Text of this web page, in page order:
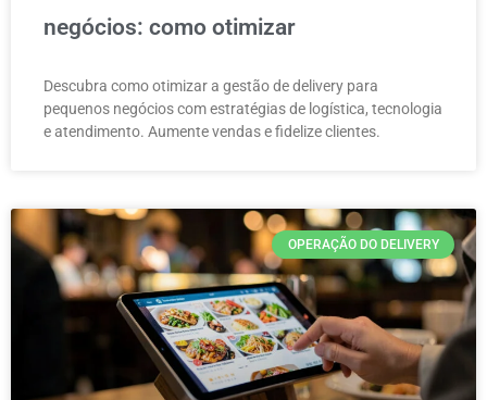
negócios: como otimizar
Descubra como otimizar a gestão de delivery para
pequenos negócios com estratégias de logística, tecnologia
e atendimento. Aumente vendas e fidelize clientes.
OPERAÇÃO DO DELIVERY